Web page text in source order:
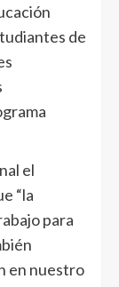
de
el
“la
para
en nuestro